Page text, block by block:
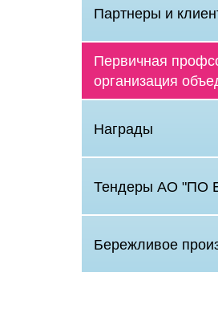
Партнеры и
Первичная
организация
Награды
Тендеры АО "ПО
Бережливое